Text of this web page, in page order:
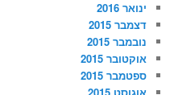
ינואר 2016
דצמבר 2015
נובמבר 2015
אוקטובר 2015
ספטמבר 2015
אוגוסט 2015